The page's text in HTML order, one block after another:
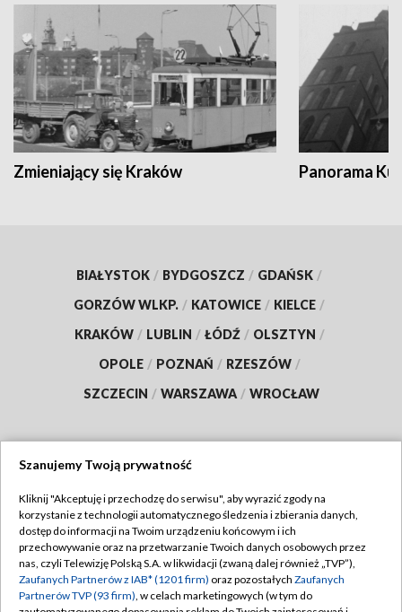
Zmieniający się Kraków Panorama
BIAŁYSTOK / BYDGOSZCZ / GDAŃSK /
GORZÓW WLKP. / KATOWICE / KIELCE /
KRAKÓW / LUBLIN / ŁÓDŹ / OLSZTYN /
OPOLE / POZNAŃ / RZESZÓW /
SZCZECIN / WARSZAWA / WROCŁAW
TVP
Abonament TVP
Emisja w TVP
Centrum informacji TVP
Regulamin TVP
Polityka prywatności
Szanujemy Twoją prywatność
Kliknij "Akceptuję i przechodzę do serwisu", aby wyrazić zgody na
korzystanie z technologii automatycznego śledzenia i zbierania danych,
dostęp do informacji na Twoim urządzeniu końcowym i ich
przechowywanie oraz na przetwarzanie Twoich danych osobowych przez
nas, czyli Telewizję Polską S.A. w likwidacji (zwaną dalej również „TVP”),
Zaufanych Partnerów z IAB* (1201 firm) oraz pozostałych Zaufanych
Partnerów TVP (93 firm), w celach marketingowych (w tym do